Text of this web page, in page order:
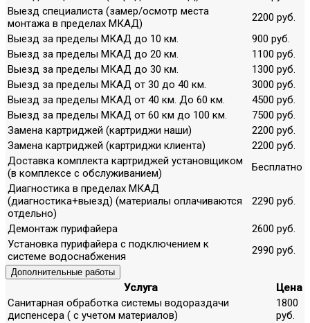
Выезд специалиста (замер/осмотр места
монтажа в пределах МКАД)
2200 руб.
Выезд за пределы МКАД до 10 км.
900 руб.
Выезд за пределы МКАД до 20 км.
1100 руб.
Выезд за пределы МКАД до 30 км.
1300 руб.
Выезд за пределы МКАД от 30 до 40 км.
3000 руб.
Выезд за пределы МКАД от 40 км. До 60 км.
4500 руб.
Выезд за пределы МКАД от 60 км до 100 км.
7500 руб.
Замена картриджей (картриджи наши)
2200 руб.
Замена картриджей (картриджи клиента)
2200 руб.
Доставка комплекта картриджей установщиком
(в комплексе с обслуживанием)
Бесплатно
Диагностика в пределах МКАД
(диагностика+выезд) (материалы оплачиваются
отдельно)
2290 руб.
Демонтаж пурифайера
2600 руб.
Установка пурифайера с подключением к
системе водоснабжения
2990 руб.
Дополнительные работы
Услуга
Цена
Санитарная обработка системы водораздачи
диспенсера ( с учетом материалов)
1800
руб.